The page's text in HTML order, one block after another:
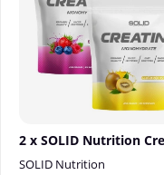
SOLID Nutrition